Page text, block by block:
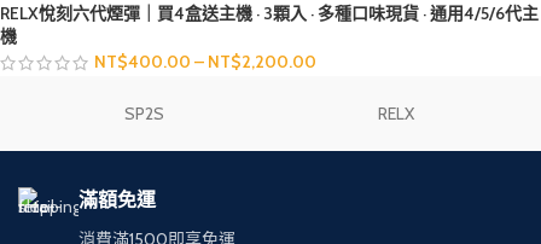
RELX悅刻六代煙彈｜買4盒送主機 · 3顆入 · 多種口味現貨 · 通用4/5/6代主
機
NT$400.00 – NT$2,200.00
SP2S RELX
滿額免運
消費滿1500即享免運